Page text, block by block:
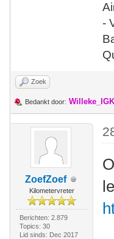
-
Zoek
Bedankt door:
ZoefZoef
Kilometervreter
Berichten: 2.879
Topics: 30
Lid sinds: Dec 2017